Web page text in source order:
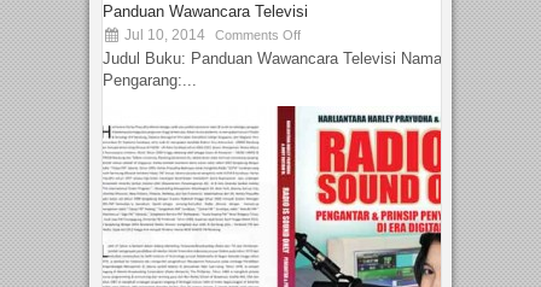
Panduan Wawancara Televisi
Jul 10, 2014 Comments Off
Judul Buku: Panduan Wawancara Televisi Nama
Pengarang:...